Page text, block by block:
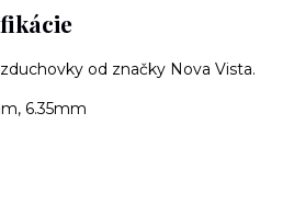
od značky Nova Vista.
6.35mm